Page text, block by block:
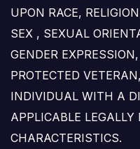
UPON RACE,
SEX , SEXUAL
GENDER
PROTECTED
INDIVIDUAL WITH A
APPLICABLE LEGALLY
CHARACTERISTICS.